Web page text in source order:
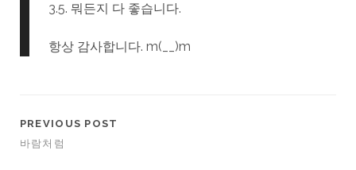
3.5. 뭐든지 다 좋습니다.
항상 감사합니다. m(__)m
PREVIOUS POST
바람처럼